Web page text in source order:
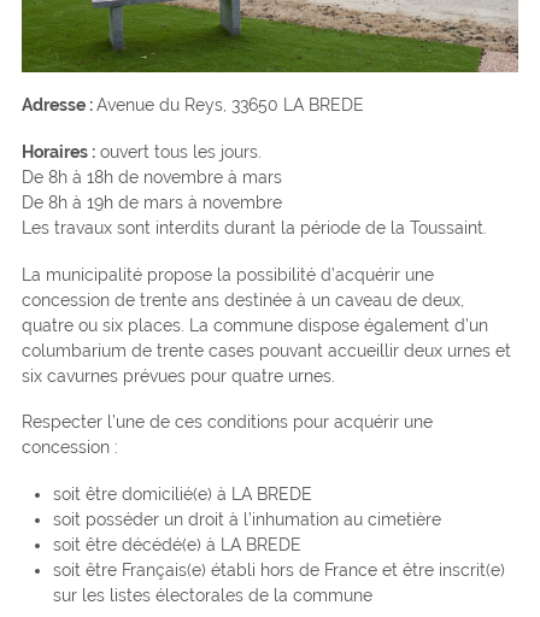
Adresse :Avenue du Reys, 33650 LA BREDE
Horaires :ouvert tous les jours.
De 8h à 18h de novembre à mars
De 8h à 19h de mars à novembre
Les travaux sont interdits durant la période de la Toussaint.
La municipalité propose la possibilité d’acquérir une
concession de trente ans destinée à un caveau de deux,
quatre ou six places. La commune dispose également d’un
columbarium de trente cases pouvant accueillir deux urnes et
six cavurnes prévues pour quatre urnes.
Respecter l’une de ces conditions pour acquérir une
concession :
soit être domicilié(e) à LA BREDE
soit posséder un droit à l’inhumation au cimetière
soit être décédé(e) à LA BREDE
soit être Français(e) établi hors de France et être inscrit(e)
sur les listes électorales de la commune